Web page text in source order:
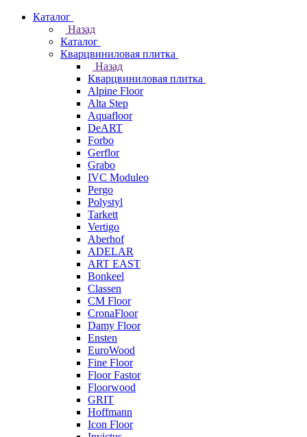
Каталог
Назад
Каталог
Кварцвиниловая плитка
Назад
Кварцвиниловая плитка
Alpine Floor
Alta Step
Aquafloor
DeART
Forbo
Gerflor
Grabo
IVC Moduleo
Pergo
Polystyl
Tarkett
Vertigo
Aberhof
ADELAR
ART EAST
Bonkeel
Classen
CM Floor
CronaFloor
Damy Floor
Ensten
EuroWood
Fine Floor
Floor Fastor
Floorwood
GRIT
Hoffmann
Icon Floor